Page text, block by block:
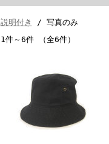
説明付き
/ 写真のみ
1件～6件 （全6件）